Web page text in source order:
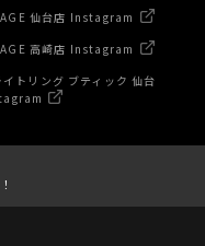
仙台店 Instagram
高崎店 Instagram
イトリング ブティック 仙台